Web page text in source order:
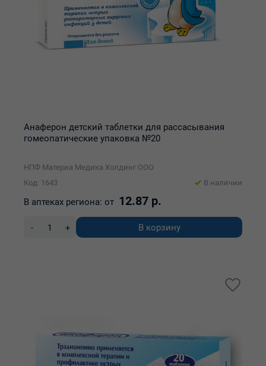
Анаферон детский таблетки для рассасывания
гомеопатические упаковка №20
НПФ Материа Медика Холдинг ООО
Код: 1643
В наличии
В аптеках региона: от 12.87 р.
- + В корзину